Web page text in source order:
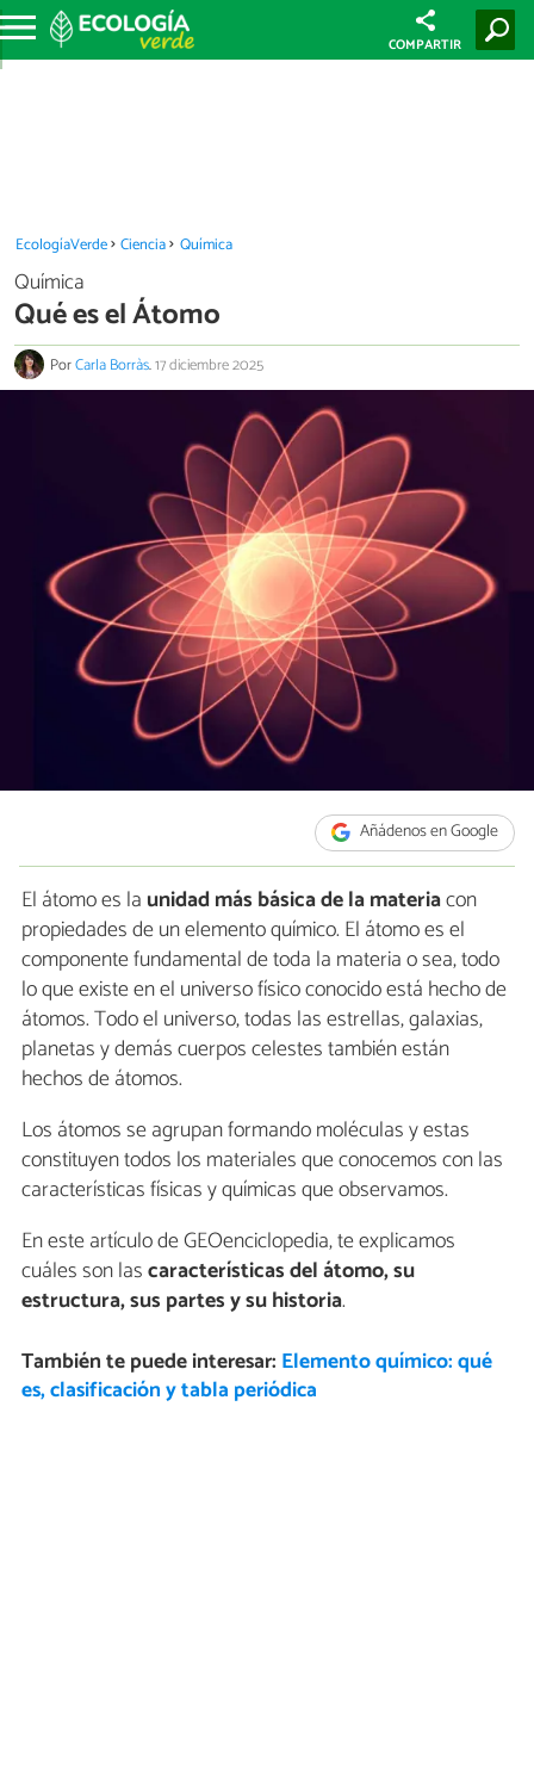
COMPARTIR
EcologíaVerde Ciencia Química
Química
Qué es el Átomo
PorCarla Borràs.17 diciembre 2025
Añádenos en Google
El átomo es la unidad más básica de la materiacon
propiedades de un elemento químico. El átomo es el
componente fundamental de toda la materia o sea, todo
lo que existe en el universo físico conocido está hecho de
átomos. Todo el universo, todas las estrellas, galaxias,
planetas y demás cuerpos celestes también están
hechos de átomos.
Los átomos se agrupan formando moléculas y estas
constituyen todos los materiales que conocemos con las
características físicas y químicas que observamos.
En este artículo de GEOenciclopedia, te explicamos
cuáles son lascaracterísticas del átomo, su
estructura, sus partes y su historia.
También te puede interesar: Elemento químico: qué
es, clasificación y tabla periódica